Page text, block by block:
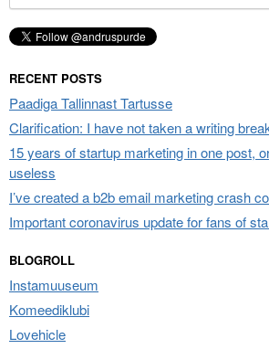
for:
RECENT POSTS
Paadiga Tallinnast Tartusse
Clarification: I have not taken a writing
15 years of startup marketing in one post,
useless
I’ve created a b2b email marketing crash
Important coronavirus update for fans of
BLOGROLL
Instamuuseum
Komeediklubi
Lovehicle